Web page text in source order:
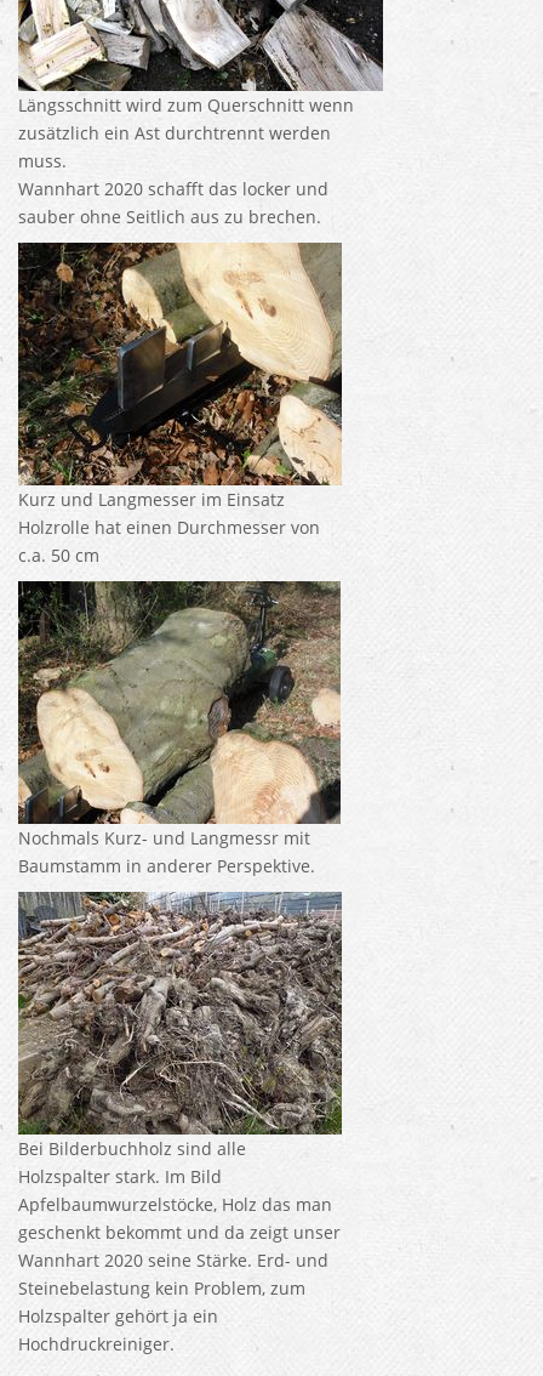
Längsschnitt wird zum Querschnitt wenn
zusätzlich ein Ast durchtrennt werden
muss.
Wannhart 2020 schafft das locker und
sauber ohne Seitlich aus zu brechen.
Kurz und Langmesser im Einsatz
Holzrolle hat einen Durchmesser von
c.a. 50 cm
Nochmals Kurz- und Langmessr mit
Baumstamm in anderer Perspektive.
Bei Bilderbuchholz sind alle
Holzspalter stark. Im Bild
Apfelbaumwurzelstöcke, Holz das man
geschenkt bekommt und da zeigt unser
Wannhart 2020 seine Stärke. Erd- und
Steinebelastung kein Problem, zum
Holzspalter gehört ja ein
Hochdruckreiniger.